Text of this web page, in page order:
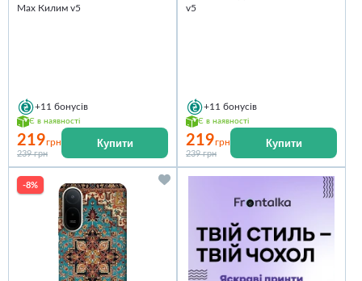
Max Килим v5
+11 бонусів
Є в наявності
219грн
239 грн
Купити
v5
+11 бонусів
Є в наявності
219грн
239 грн
Купити
-8%